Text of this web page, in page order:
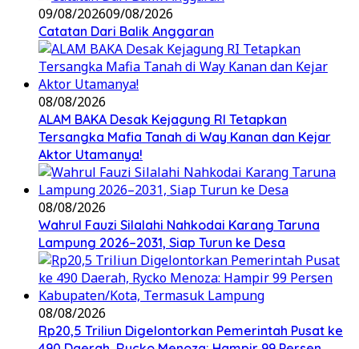
09/08/202609/08/2026
Catatan Dari Balik Anggaran
08/08/2026
ALAM BAKA Desak Kejagung RI Tetapkan
Tersangka Mafia Tanah di Way Kanan dan Kejar
Aktor Utamanya!
08/08/2026
Wahrul Fauzi Silalahi Nahkodai Karang Taruna
Lampung 2026–2031, Siap Turun ke Desa
08/08/2026
Rp20,5 Triliun Digelontorkan Pemerintah Pusat ke